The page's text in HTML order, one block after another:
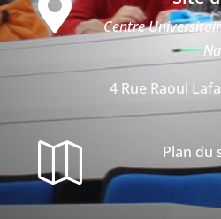

Centre
4 Rue Raoul
 Plan du